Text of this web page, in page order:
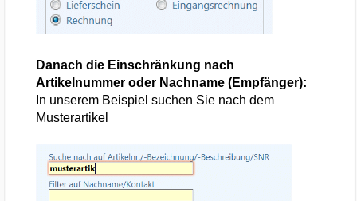
Danach die Einschränkung nach
Artikelnummer oder Nachname (Empfänger):
In unserem Beispiel suchen Sie nach dem
Musterartikel